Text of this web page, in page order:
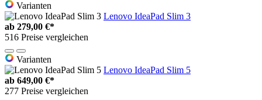
Varianten
Lenovo IdeaPad Slim 3
ab 279,00 €*
516 Preise vergleichen
Varianten
Lenovo IdeaPad Slim 5
ab 649,00 €*
277 Preise vergleichen